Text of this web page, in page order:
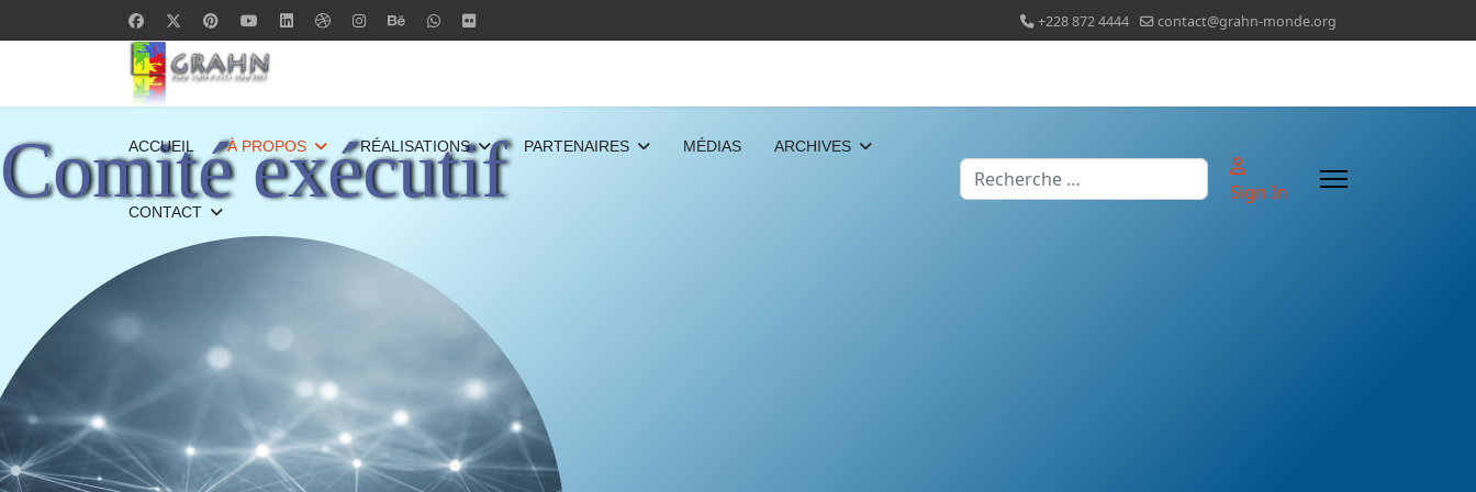
+228 872 4444 contact@grahn-monde.org
ACCUEIL À PROPOS RÉALISATIONS PARTENAIRES MÉDIAS ARCHIVES
CONTACT
Rechercher
Sign In
Comité exécutif